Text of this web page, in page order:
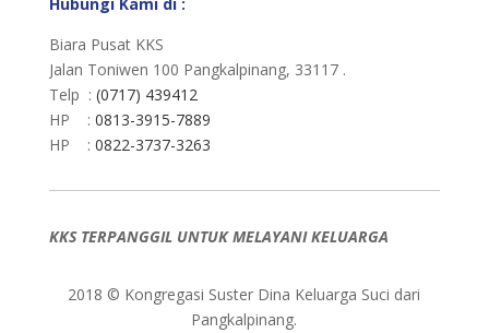
Biara Pusat KKS
Jalan Toniwen 100 Pangkalpinang, 33117 .
Telp : (0717) 439412
HP : 0813-3915-7889
HP : 0822-3737-3263
KKS TERPANGGIL UNTUK MELAYANI KELUARGA
2018 © Kongregasi Suster Dina Keluarga Suci dari
Pangkalpinang.